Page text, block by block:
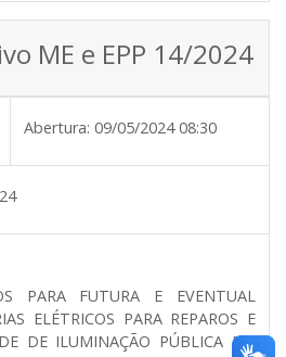
ME e EPP 14/2024
Abertura: 09/05/2024 08:30
PARA FUTURA E EVENTUAL
ELÉTRICOS PARA REPAROS E
DE ILUMINAÇÃO PÚBLICA NO